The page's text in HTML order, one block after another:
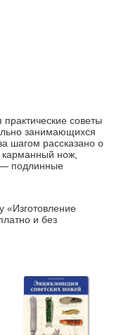
практические советы
занимающихся
шагом рассказано о
карманный нож,
— подлинные
«Изготовление
и без